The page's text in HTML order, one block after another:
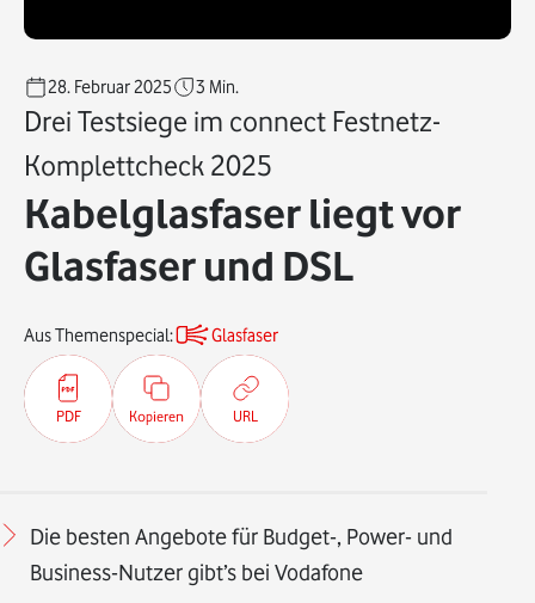
28. Februar 2025 3 Min.
Drei Testsiege im connect Festnetz-
Komplettcheck 2025
Kabelglasfaser liegt vor
Glasfaser und DSL
Aus Themenspecial: Glasfaser
PDF Kopieren URL
Die besten Angebote für Budget-, Power- und
Business-Nutzer gibt’s bei Vodafone